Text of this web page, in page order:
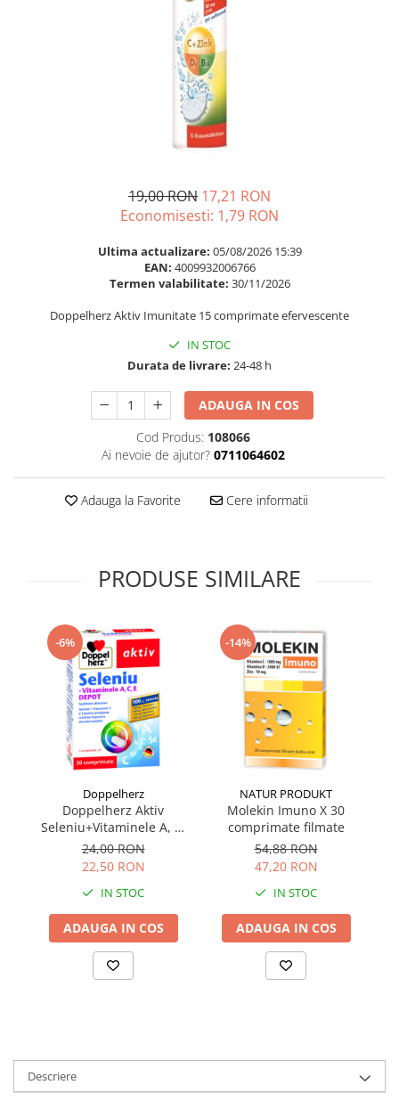
Slabire si control greutate
Somn stres si anxietate
Supliment Calciu
Supliment Complexe
Supliment Vitamina B
Supliment Vitamina C
Supliment Vitamina D3
Supliment Vitamina E
Tincturi si Gemoderivate
Balsam masca si tratament
Produse cu SPF Pentru Fata
19,00 RON 17,21 RON
Economisesti: 1,79 RON
Ultima actualizare: 05/08/2026 15:39
EAN: 4009932006766
Termen valabilitate: 30/11/2026
Doppelherz Aktiv Imunitate 15 comprimate efervescente
IN STOC
Durata de livrare: 24-48 h
ADAUGA IN COS
Cod Produs: 108066
Ai nevoie de ajutor? 0711064602
Adauga la Favorite Cere informatii
PRODUSE SIMILARE
-6%
Doppelherz
Doppelherz Aktiv
Seleniu+Vitaminele A, C,
E 30 comprimate
24,00 RON
22,50 RON
IN STOC
ADAUGA IN COS
-14%
NATUR PRODUKT
Molekin Imuno X 30
comprimate filmate
54,88 RON
47,20 RON
IN STOC
ADAUGA IN COS
Descriere